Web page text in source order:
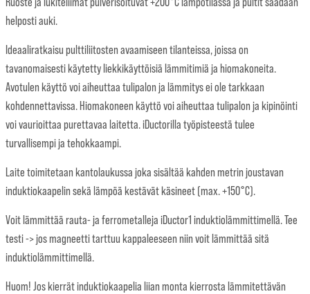
helposti auki.
Ideaaliratkaisu pulttiliitosten avaamiseen tilanteissa, joissa on
tavanomaisesti käytetty liekkikäyttöisiä lämmitimiä ja hiomakoneita.
Avotulen käyttö voi aiheuttaa tulipalon ja lämmitys ei ole tarkkaan
kohdennettavissa. Hiomakoneen käyttö voi aiheuttaa tulipalon ja kipinöinti
voi vaurioittaa purettavaa laitetta. iDuctorilla työpisteestä tulee
turvallisempi ja tehokkaampi.
Laite toimitetaan kantolaukussa joka sisältää kahden metrin joustavan
induktiokaapelin sekä lämpöä kestävät käsineet (max. +150°C).
Voit lämmittää rauta- ja ferrometalleja iDuctor1 induktiolämmittimellä. Tee
testi -> jos magneetti tarttuu kappaleeseen niin voit lämmittää sitä
induktiolämmittimellä.
Huom! Jos kierrät induktiokaapelia liian monta kierrosta lämmitettävän